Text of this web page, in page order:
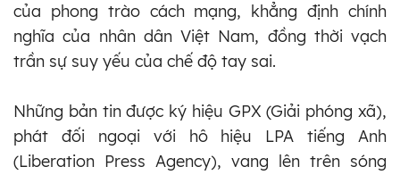
của phong trào cách mạng, khẳng định chính
nghĩa của nhân dân Việt Nam, đồng thời vạch
trần sự suy yếu của chế độ tay sai.
Những bản tin được ký hiệu GPX (Giải phóng xã),
phát đối ngoại với hô hiệu LPA tiếng Anh
(Liberation Press Agency), vang lên trên sóng